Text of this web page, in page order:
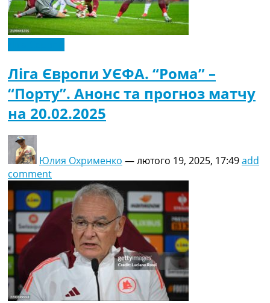
Ліга Європи УЄФА. “Рома” –
“Порту”. Анонс та прогноз матчу
на 20.02.2025
Юлия Охрименко —лютого 19, 2025, 17:49add
comment